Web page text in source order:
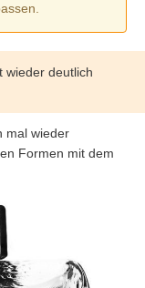
wieder deutlich
mal wieder
Formen mit dem